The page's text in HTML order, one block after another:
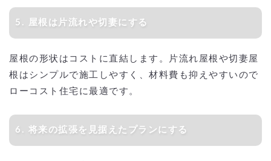
5. 屋根は片流れや切妻にする
屋根の形状はコストに直結します。片流れ屋根や切妻屋
根はシンプルで施工しやすく、材料費も抑えやすいので
ローコスト住宅に最適です。
6. 将来の拡張を見据えたプランにする